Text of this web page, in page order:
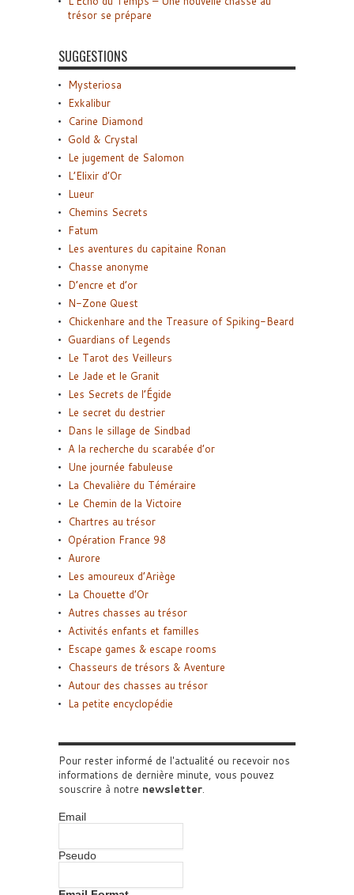
trésor se prépare
SUGGESTIONS
Mysteriosa
Exkalibur
Carine Diamond
Gold & Crystal
Le jugement de Salomon
L’Elixir d’Or
Lueur
Chemins Secrets
Fatum
Les aventures du capitaine Ronan
Chasse anonyme
D’encre et d’or
N-Zone Quest
Chickenhare and the Treasure of Spiking-Beard
Guardians of Legends
Le Tarot des Veilleurs
Le Jade et le Granit
Les Secrets de l’Égide
Le secret du destrier
Dans le sillage de Sindbad
A la recherche du scarabée d’or
Une journée fabuleuse
La Chevalière du Téméraire
Le Chemin de la Victoire
Chartres au trésor
Opération France 98
Aurore
Les amoureux d’Ariège
La Chouette d’Or
Autres chasses au trésor
Activités enfants et familles
Escape games & escape rooms
Chasseurs de trésors & Aventure
Autour des chasses au trésor
La petite encyclopédie
Pour rester informé de l'actualité ou recevoir nos
informations de dernière minute, vous pouvez
souscrire à notre newsletter.
Email
Pseudo